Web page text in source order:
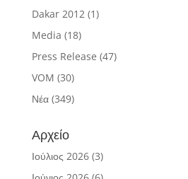
Dakar 2012(1)
Media (18)
Press Release (47)
VOM (30)
Νέα(349)
Αρχείο
Ιούλιος 2026(3)